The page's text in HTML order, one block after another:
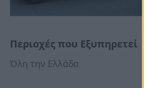
Περιοχές που Εξυπηρετεί
Όλη την Ελλάδα